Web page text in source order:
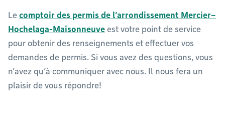
Le comptoir des permis de l’arrondissement Mercier–
Hochelaga-Maisonneuve est votre point de service
pour obtenir des renseignements et effectuer vos
demandes de permis. Si vous avez des questions, vous
n’avez qu’à communiquer avec nous. Il nous fera un
plaisir de vous répondre!